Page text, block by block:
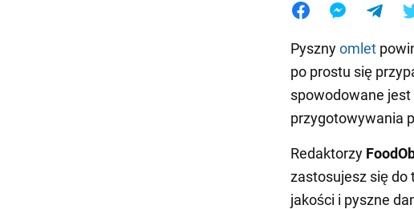
Pysznyomlet
po prostu się
spowodowane jest
przygotowywania
Redaktorzy
zastosujesz się do
jakości i pyszne